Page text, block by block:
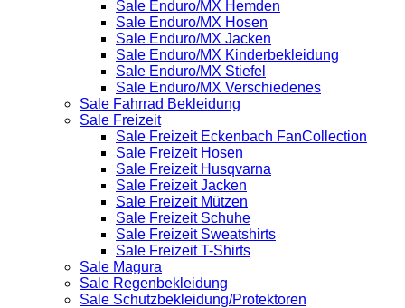
Sale Enduro/MX Hemden
Sale Enduro/MX Hosen
Sale Enduro/MX Jacken
Sale Enduro/MX Kinderbekleidung
Sale Enduro/MX Stiefel
Sale Enduro/MX Verschiedenes
Sale Fahrrad Bekleidung
Sale Freizeit
Sale Freizeit Eckenbach FanCollection
Sale Freizeit Hosen
Sale Freizeit Husqvarna
Sale Freizeit Jacken
Sale Freizeit Mützen
Sale Freizeit Schuhe
Sale Freizeit Sweatshirts
Sale Freizeit T-Shirts
Sale Magura
Sale Regenbekleidung
Sale Schutzbekleidung/Protektoren